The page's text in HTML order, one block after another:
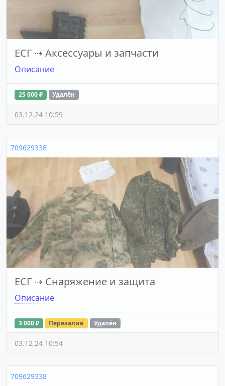
ЕСГ ⇢ Аксессуары и запчасти
Описание
25 000 ₽ Удалён
03.12.24 10:59
709629338
ЕСГ ⇢ Снаряжение и защита
Описание
3 000 ₽ Перезалив Удалён
03.12.24 10:54
709629338